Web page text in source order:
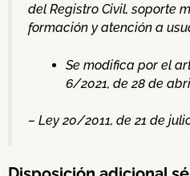
del Registro Civil, soporte
formación y atención a
Se modifica por el
6/2021, de 28 de
– Ley 20/2011, de 21 de